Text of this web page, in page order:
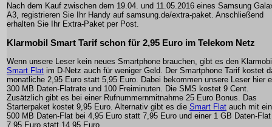
Nach dem Kauf zwischen dem 19.04. und 11.05.2016 eines Samsung
A3, registrieren Sie Ihr Handy auf samsung.de/extra-paket. Anschließend
erhalten Sie Ihr Extra-Paket per Post.
Klarmobil Smart Tarif schon für 2,95 Euro im Telekom Netz
Wenn unsere Leser kein neues Smartphone brauchen, gibt es den
Smart Flat im D-Netz auch für weniger Geld. Der Smartphone Tarif kostet
monatliche 2,95 Euro statt 5,95 Euro. Dabei bekommen unsere Leser hier
300 MB Daten-Flatrate und 100 Freiminuten. Die SMS kostet 9 Cent.
Zusätzlich gibt es bei einer Rufnummernmitnahme 25 Euro Bonus. Das
Starterpaket kostet 9,95 Euro. Alternativ gibt es die Smart Flat auch mit
500 MB Daten-Flat bei 4,95 Euro statt 7,95 Euro und einer 1 GB Daten-
7,95 Euro statt 14,95 Euro